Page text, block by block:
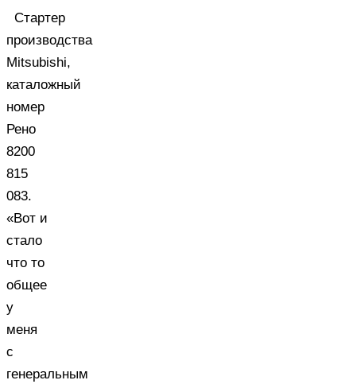
Стартер
производства
Mitsubishi,
каталожный
номер
Рено
8200
815
083.
«Вот и
стало
что то
общее
у
меня
с
генеральным